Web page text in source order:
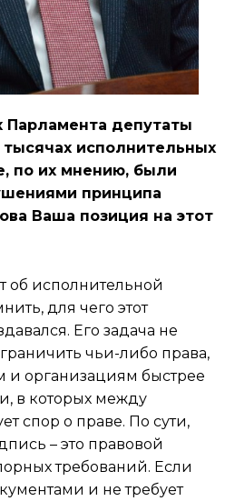
Парламента депутаты
исполнительных
по их мнению, были
принципа
Ваша позиция на этот
об исполнительной
для чего этот
Его задача не
чьи-либо права,
и организациям быстрее
в которых между
спор о праве. По сути,
– это правовой
требований. Если
и не требует